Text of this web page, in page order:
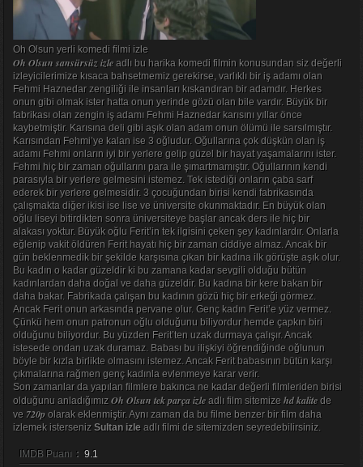
Oh Olsun yerli komedi filmi izle
Oh Olsun sansürsüz izleadlı bu harika komedi filmin konusundan siz değerli
izleyicilerimize kısaca bahsetmemiz gerekirse, varlıklı bir iş adamı olan
Fehmi Haznedar zengiliği ile insanları kıskandıran bir adamdır. Herkes
onun gibi olmak ister hatta onun yerinde gözü olan bile vardır. Büyük bir
fabrikası olan zengin iş adamı Fehmi Haznedar karısını yıllar önce
kaybetmiştir. Karısına deli gibi aşık olan adam onun ölümü ile sarsılmıştır.
Karısından Fehmi’ye kalan ise 3 oğludur. Oğullarına çok düşkün olan iş
adamı Fehmi onların iyi bir yerlere gelip güzel bir hayat yaşamalarını ister.
Fehmi hiç bir zaman oğullarını para ile şımartmamıştır. Oğullarının kendi
parasıyla bir yerlere gelmesini istemez. Tek istediği onların çaba sarf
ederek bir yerlere gelmesidir. 3 çocuğundan birisi kendi fabrikasında
çalışmakta diğer ikisi ise lise ve üniversite okunmaktadır. En büyük olan
oğlu liseyi bitirdikten sonra üniversiteye başlar ancak ders ile hiç bir
alakası yoktur. Büyük oğlu Ferit’in tek ilgisini çeken şey kadınlardır. Onlarla
eğlenip vakit öldüren Ferit hayatı hiç bir zaman ciddiye almaz. Ancak bir
gün beklenmedik bir şekilde karşısına çıkan bir kadına ilk görüşte aşık olur.
Bu kadın o kadar güzeldir ki bu zamana kadar sevgili olduğu bütün
kadınlardan daha doğal ve daha güzeldir. Bu kadına bir kere bakan bir
daha bakar. Fabrikada çalışan bu kadının gözü hiç bir erkeği görmez.
Ancak Ferit onun arkasında pervane olur. Genç kadın Ferit’e yüz vermez.
Çünkü hem onun patronun oğlu olduğunu biliyordur hemde çapkın biri
olduğunu biliyordur. Bu yüzden Ferit’ten uzak durmaya çalışır. Ancak
istesede ondan uzak duramaz. Babası bu ilişkiyi öğrendiğinde oğlunun
böyle bir kızla birlikte olmasını istemez. Ancak Ferit babasının bütün karşı
çıkmalarına rağmen genç kadınla evlenmeye karar verir.
Son zamanlar da yapılan filmlere bakınca ne kadar değerli filmleriden birisi
olduğunu anladığımız Oh Olsun tek parça izleadlı film sitemize hd kalitede
ve 720polarak eklenmiştir. Aynı zaman da bu filme benzer bir film daha
izlemek isterseniz Sultan izleadlı filmi de sitemizden seyredebilirsiniz.
IMDB Puanı : 9.1